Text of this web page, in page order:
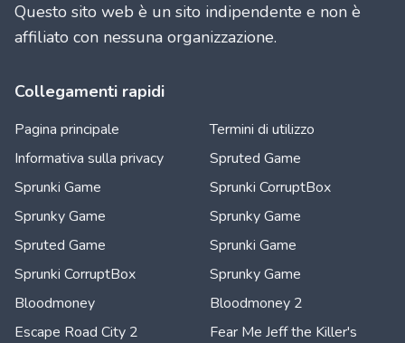
Questo sito web è un sito indipendente e non è
affiliato con nessuna organizzazione.
Collegamenti rapidi
Pagina principale
Termini di utilizzo
Informativa sulla privacy
Spruted Game
Sprunki Game
Sprunki CorruptBox
Sprunky Game
Sprunky Game
Spruted Game
Sprunki Game
Sprunki CorruptBox
Sprunky Game
Bloodmoney
Bloodmoney 2
Escape Road City 2
Fear Me Jeff the Killer's